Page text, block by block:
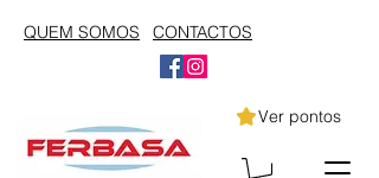
QUEM SOMOS CONTACTOS
Ver pontos